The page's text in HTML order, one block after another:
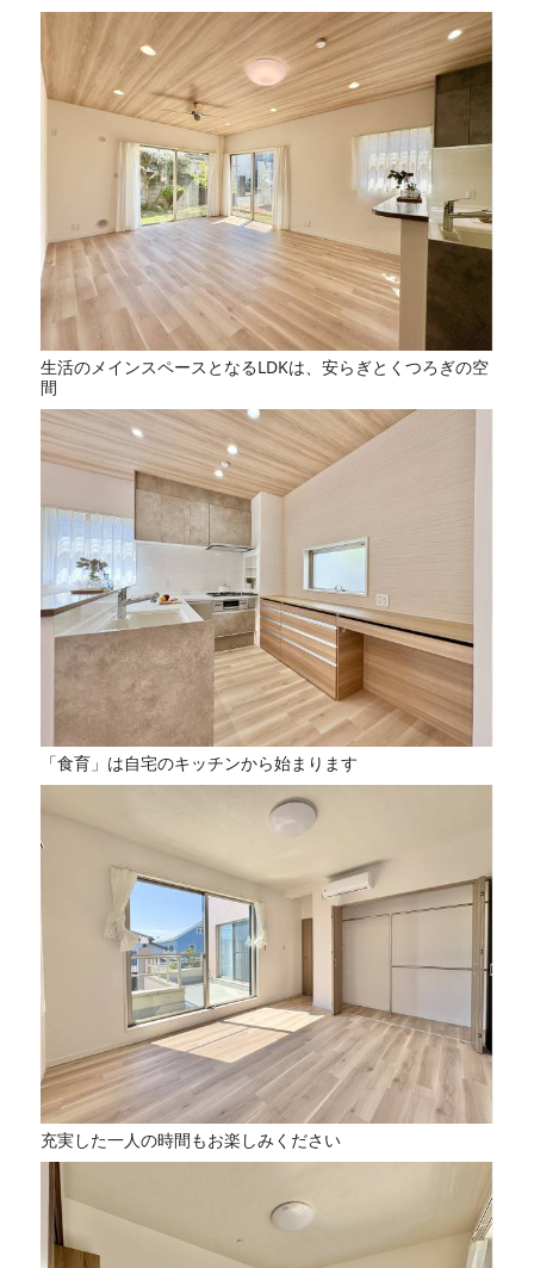
生活のメインスペースとなるLDKは、安らぎとくつろぎの空
間
「食育」は自宅のキッチンから始まります
充実した一人の時間もお楽しみください